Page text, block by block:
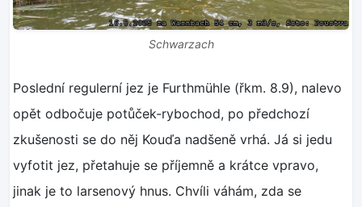
Schwarzach
Poslední regulerní jez je Furthmühle (řkm. 8.9), nalevo
opět odbočuje potůček-rybochod, po předchozí
zkušenosti se do něj Kouďa nadšeně vrhá. Já si jedu
vyfotit jez, přetahuje se příjemně a krátce vpravo,
jinak je to larsenový hnus. Chvíli váhám, zda se